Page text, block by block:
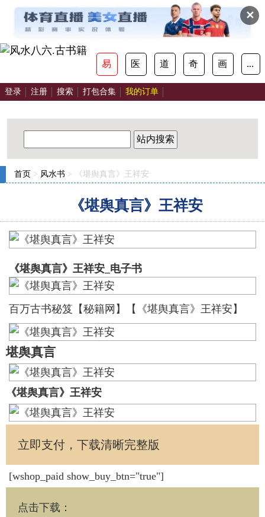
✕
易 医 道 奇 画 ...
登录 注册 搜索 打包合集 我的订单
站内搜索
首页 > 风水书 > 《堪舆真言》王祥安
《堪舆真言》王祥安
《堪舆真言》王祥安_电子书
百万古书秘笈【秘籍网】【《堪舆真言》王祥安】
堪舆真言
《堪舆真言》王祥安
立即支付，下载清晰完整版
[wshop_paid show_buy_btn="true"]
点击下载 ：